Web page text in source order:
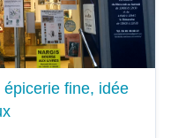
fine, idée